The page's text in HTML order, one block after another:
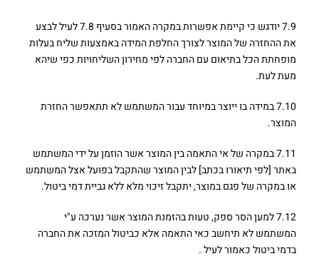
7.9 יודגש כי קיימת אפשרות במקרה האמור בסעיף 7.8 לעיל לבצע
את ההחזרה של המוצר לצורך החלפת המידה באמצעות שליח בעלות
מופחתת הכל בתיאום עם החברה לפי מחירון השליחויות כפי שיהא
מעת לעת.
7.10 במידה בו ייוצר במיוחד עבור המשתמש לא תתאפשר החזרת
המוצר.
7.11 במקרה של אי התאמה בין המוצר אשר הוזמן על ידי המשתמש
באתר [לפי תיאורו בכתב] לבין המוצר שהתקבל בפועל אצל המשתמש
או במקרה של פגם במוצר, יתקבל זיכוי מלא ללא גביית דמי ביטול.
7.12 למען הסר ספק, טעות בהזמנת המוצר אשר נערכה ע"י
המשתמש לא תיחשב כאי התאמה אלא כביטול המזכה את החברה
בדמי ביטול כאמור לעיל .